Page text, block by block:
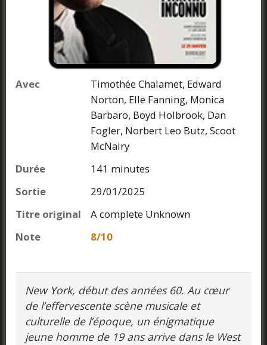
Avec
Timothée Chalamet, Edward
Norton, Elle Fanning, Monica
Barbaro, Boyd Holbrook, Dan
Fogler, Norbert Leo Butz, Scoot
McNairy
Durée
141 minutes
Sortie
29/01/2025
Titre original
A complete Unknown
Note
8/10
New York, début des années 60. Au cœur
de l’effervescente scène musicale et
culturelle de l’époque, un énigmatique
jeune homme de 19 ans arrive dans le West